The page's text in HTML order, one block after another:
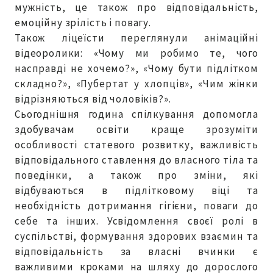
мужність, це також про відповідальність,
емоційну зрілість і повагу.
Також ліцеїсти переглянули анімаційні
відеоролики: «Чому ми робимо те, чого
насправді не хочемо?», «Чому бути підлітком
складно?», «Пубертат у хлопців», «Чим жінки
відрізняються від чоловіків?».
Сьогоднішня година спілкування допомогла
здобувачам освіти краще зрозуміти
особливості статевого розвитку, важливість
відповідального ставлення до власного тіла та
поведінки, а також про зміни, які
відбуваються в підлітковому віці та
необхідність дотримання гігієни, поваги до
себе та інших. Усвідомлення своєї ролі в
суспільстві, формування здорових взаємин та
відповідальність за власні вчинки є
важливими кроками на шляху до дорослого